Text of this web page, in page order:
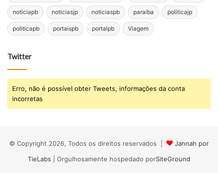
noticiapb noticiasjp noticiaspb paraiba politicajp
politicapb portaispb portalpb Viagem
Twitter
Erro, não é possível obter Tweets, informações da conta
incorretas
© Copyright 2026, Todos os direitos reservados |
Jannah por
TieLabs | Orgulhosamente hospedado porSiteGround